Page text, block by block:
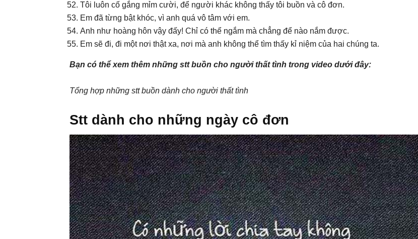
Tôi luôn cố gắng mỉm cười, để người khác không thấy tôi buồn và cô đơn.
Em đã từng bật khóc, vì anh quá vô tâm với em.
Anh như hoàng hôn vậy đấy! Chỉ có thể ngắm mà chẳng để nào nắm được.
Em sẽ đi, đi một nơi thật xa, nơi mà anh không thể tìm thấy kỉ niệm của hai chúng ta.
Bạn có thể xem thêm những stt buồn cho người thất tình trong video dưới đây:
Tổng hợp những stt buồn dành cho người thất tình
Stt dành cho những ngày cô đơn